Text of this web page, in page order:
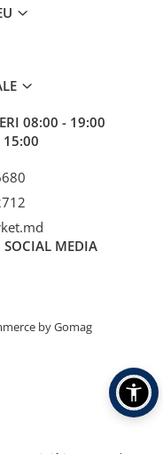
08:00 - 19:00
15:00
SOCIAL MEDIA
by Gomag